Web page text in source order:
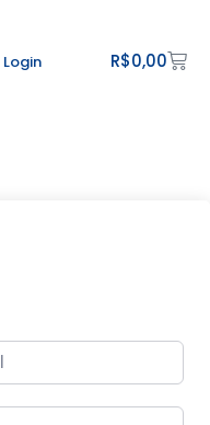
Login R$0,00